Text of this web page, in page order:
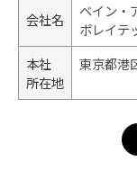
会社名
ベイン・
ポレイテ
本社
所在地
東京都港